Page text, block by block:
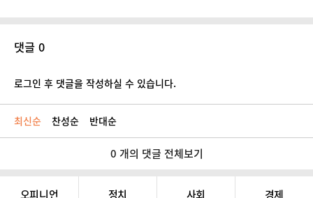
댓글 0
로그인 후 댓글을 작성하실 수 있습니다.
최신순 찬성순 반대순
0 개의 댓글 전체보기
오피니언 정치 사회 경제